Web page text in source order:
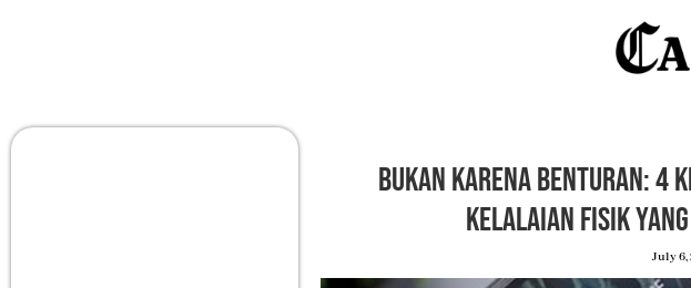
Bukan Karena Benturan: 4
Kelalaian Fisik
July 6,